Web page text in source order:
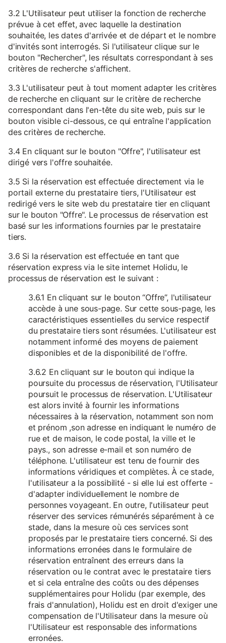
3.2 L'Utilisateur peut utiliser la fonction de recherche
prévue à cet effet, avec laquelle la destination
souhaitée, les dates d'arrivée et de départ et le nombre
d'invités sont interrogés. Si l'utilisateur clique sur le
bouton "Rechercher", les résultats correspondant à ses
critères de recherche s'affichent.
3.3 L'utilisateur peut à tout moment adapter les critères
de recherche en cliquant sur le critère de recherche
correspondant dans l'en-tête du site web, puis sur le
bouton visible ci-dessous, ce qui entraîne l'application
des critères de recherche.
3.4 En cliquant sur le bouton "Offre", l'utilisateur est
dirigé vers l'offre souhaitée.
3.5 Si la réservation est effectuée directement via le
portail externe du prestataire tiers, l'Utilisateur est
redirigé vers le site web du prestataire tier en cliquant
sur le bouton "Offre". Le processus de réservation est
basé sur les informations fournies par le prestataire
tiers.
3.6 Si la réservation est effectuée en tant que
réservation express via le site internet Holidu, le
processus de réservation est le suivant :
3.6.1 En cliquant sur le bouton “Offre”, l'utilisateur
accède à une sous-page. Sur cette sous-page, les
caractéristiques essentielles du service respectif
du prestataire tiers sont résumées. L'utilisateur est
notamment informé des moyens de paiement
disponibles et de la disponibilité de l'offre.
3.6.2 En cliquant sur le bouton qui indique la
poursuite du processus de réservation, l'Utilisateur
poursuit le processus de réservation. L'Utilisateur
est alors invité à fournir les informations
nécessaires à la réservation, notamment son nom
et prénom ,son adresse en indiquant le numéro de
rue et de maison, le code postal, la ville et le
pays., son adresse e-mail et son numéro de
téléphone. L'utilisateur est tenu de fournir des
informations véridiques et complètes. À ce stade,
l'utilisateur a la possibilité - si elle lui est offerte -
d'adapter individuellement le nombre de
personnes voyageant. En outre, l'utilisateur peut
réserver des services rémunérés séparément à ce
stade, dans la mesure où ces services sont
proposés par le prestataire tiers concerné. Si des
informations erronées dans le formulaire de
réservation entraînent des erreurs dans la
réservation ou le contrat avec le prestataire tiers
et si cela entraîne des coûts ou des dépenses
supplémentaires pour Holidu (par exemple, des
frais d'annulation), Holidu est en droit d'exiger une
compensation de l'Utilisateur dans la mesure où
l'Utilisateur est responsable des informations
erronées.